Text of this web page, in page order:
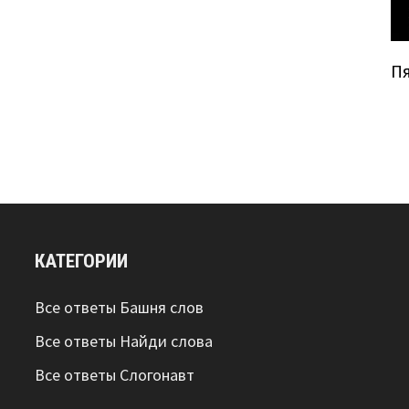
КАТЕГОРИИ
Все ответы Башня слов
Все ответы Найди слова
Все ответы Слогонавт